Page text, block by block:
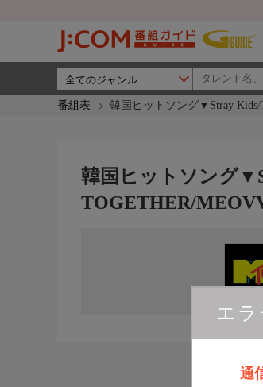
番組表 韓国ヒットソング▼Stray Kids/
エラ
通
韓国ヒットソング
TOGETHER/